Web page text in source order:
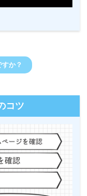
か？
コツ